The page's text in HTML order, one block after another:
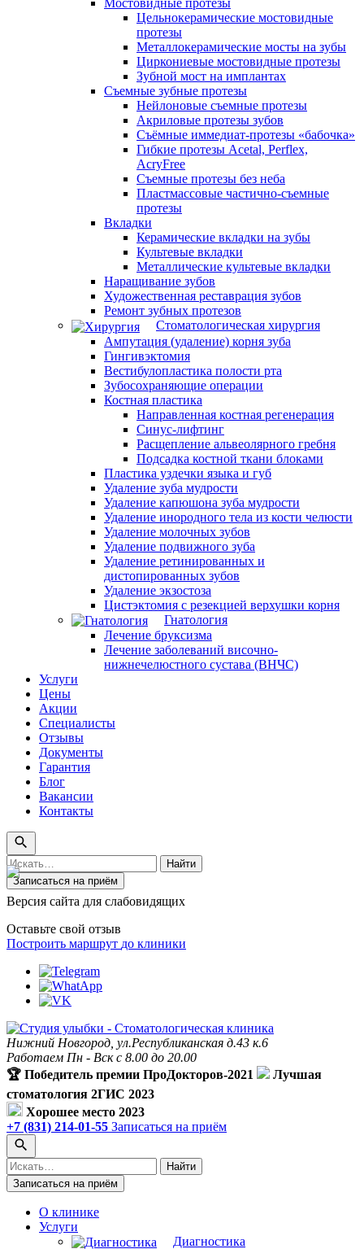
Мостовидные протезы
Цельнокерамические мостовидные
протезы
Металлокерамические мосты на зубы
Циркониевые мостовидные протезы
Зубной мост на имплантах
Съемные зубные протезы
Нейлоновые съемные протезы
Акриловые протезы зубов
Съёмные иммедиат‑протезы «бабочка»
Гибкие протезы Acetal, Perflex,
AcryFree
Съемные протезы без неба
Пластмассовые частично-съемные
протезы
Вкладки
Керамические вкладки на зубы
Культевые вкладки
Металлические культевые вкладки
Наращивание зубов
Художественная реставрация зубов
Ремонт зубных протезов
Стоматологическая хирургия
Ампутация (удаление) корня зуба
Гингивэктомия
Вестибулопластика полости рта
Зубосохраняющие операции
Костная пластика
Направленная костная регенерация
Синус-лифтинг
Расщепление альвеолярного гребня
Подсадка костной ткани блоками
Пластика уздечки языка и губ
Удаление зуба мудрости
Удаление капюшона зуба мудрости
Удаление инородного тела из кости челюсти
Удаление молочных зубов
Удаление подвижного зуба
Удаление ретинированных и
дистопированных зубов
Удаление экзостоза
Цистэктомия с резекцией верхушки корня
Гнатология
Лечение бруксизма
Лечение заболеваний височно-
нижнечелюстного сустава (ВНЧС)
Услуги
Цены
Акции
Специалисты
Отзывы
Документы
Гарантия
Блог
Вакансии
Контакты
Поиск
по
сайту
Найти
Записаться на приём
Версия сайта для слабовидящих
Оставьте свой отзыв
Построить маршрут до клиники
Нижний Новгород, ул.Республиканская д.43 к.6
Работаем Пн - Вск с 8.00 до 20.00
🏆 Победитель премии ПроДокторов-2021
Лучшая
стоматология 2ГИС 2023
Хорошее место 2023
+7 (831) 214-01-55 Записаться на приём
Поиск
по
сайту
Найти
Записаться на приём
О клинике
Услуги
Диагностика